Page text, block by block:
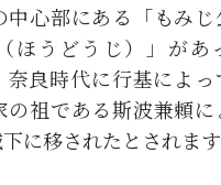
中心部にある「もみ
ほうどうじ）」があ
奈良時代に行基によっ
の祖である斯波兼頼
に移されたとされます